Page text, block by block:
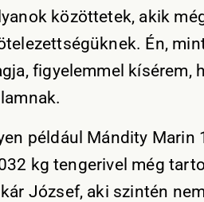
közöttetek, akik
Én,
figyelemmel kísérem,
például Mándity Marin
kg tengerivel még
József, aki szintén